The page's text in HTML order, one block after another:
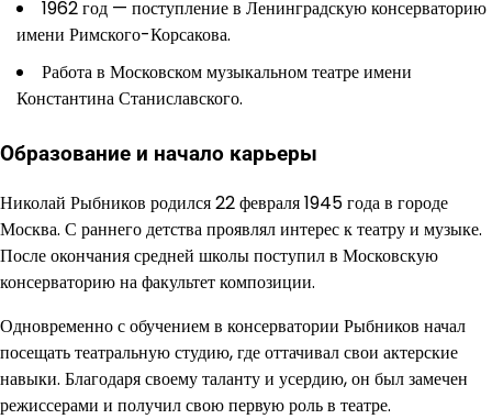
1962 год — поступление в Ленинградскую консерваторию
имени Римского-Корсакова.
Работа в Московском музыкальном театре имени
Константина Станиславского.
Образование и начало карьеры
Николай Рыбников родился 22 февраля 1945 года в городе
Москва. С раннего детства проявлял интерес к театру и музыке.
После окончания средней школы поступил в Московскую
консерваторию на факультет композиции.
Одновременно с обучением в консерватории Рыбников начал
посещать театральную студию, где оттачивал свои актерские
навыки. Благодаря своему таланту и усердию, он был замечен
режиссерами и получил свою первую роль в театре.